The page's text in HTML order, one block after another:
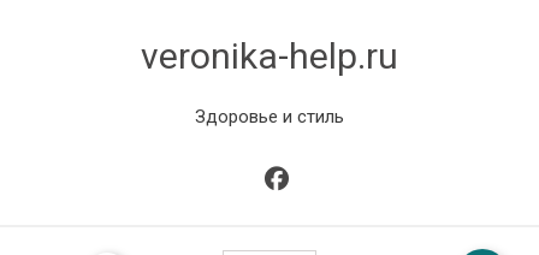
veronika-help.ru
Здоровье и стиль